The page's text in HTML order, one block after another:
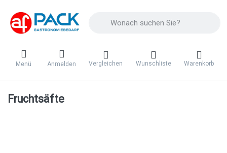
Menü Anmelden Vergleichen Wunschliste Warenkorb
Fruchtsäfte